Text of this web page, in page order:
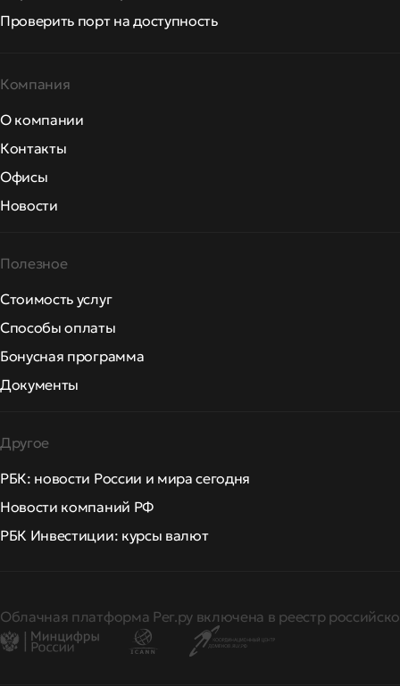
Проверить порт на доступность
Компания
О компании
Контакты
Офисы
Новости
Полезное
Стоимость услуг
Способы оплаты
Бонусная программа
Документы
Другое
РБК: новости России и мира сегодня
Новости компаний РФ
РБК Инвестиции: курсы валют
Облачная платформа Рег.ру включена в реестр